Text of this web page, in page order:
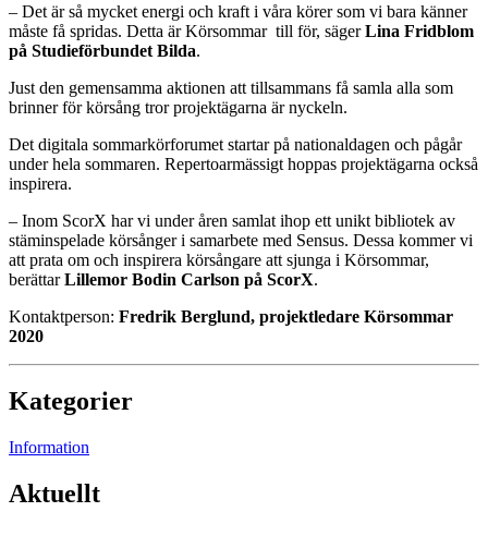
– Det är så mycket energi och kraft i våra körer som vi bara känner
måste få spridas. Detta är Körsommar till för, sägerLina Fridblom
på Studieförbundet Bilda.
Just den gemensamma aktionen att tillsammans få samla alla som
brinner för körsång tror projektägarna är nyckeln.
Det digitala sommarkörforumet startar på nationaldagen och pågår
under hela sommaren. Repertoarmässigt hoppas projektägarna också
inspirera.
– Inom ScorX har vi under åren samlat ihop ett unikt bibliotek av
stäminspelade körsånger i samarbete med Sensus. Dessa kommer vi
att prata om och inspirera körsångare att sjunga i Körsommar,
berättarLillemor Bodin Carlson på ScorX.
Kontaktperson: Fredrik Berglund, projektledare Körsommar
2020
Kategorier
Information
Aktuellt